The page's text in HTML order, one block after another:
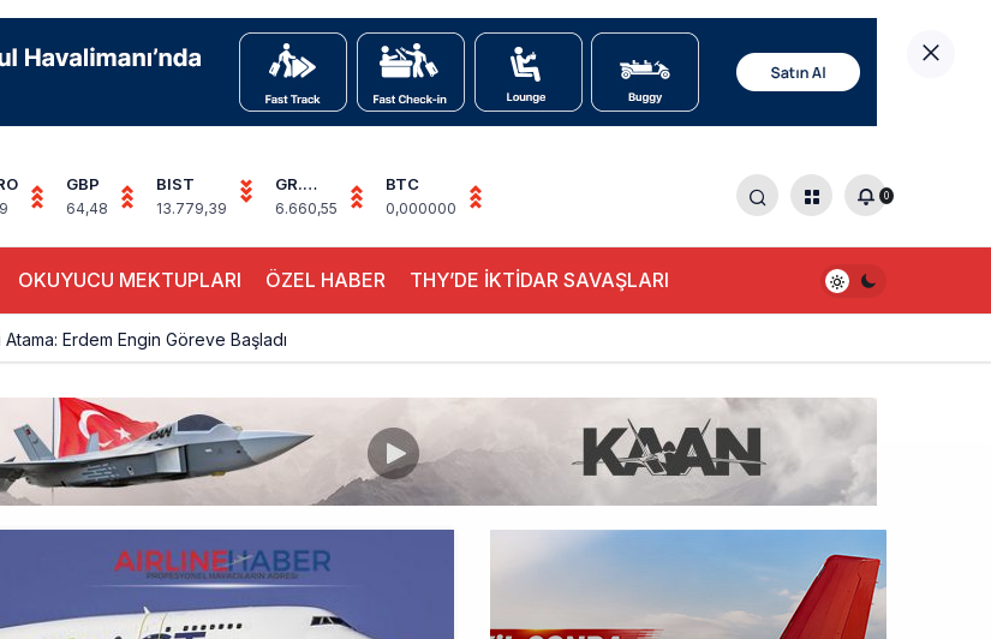
GBP
64,48
BIST
13.779,39
GR.
ALTIN
6.660,55
BTC
0,000000
0
OKUYUCU MEKTUPLARI ÖZEL HABER THY’DE İKTİDAR SAVAŞLARI
Erdem Engin Göreve Başladı
En Yoğunu Oldu, Dünyada 7’nciliğe Yükseldi
Bulgaristan Üzerinden Geri Döndü
Testi: AKINCI Hedefi Tam İsabetle Vurdu
Yeni Dönem: TEI TEKNOLOJİ Kuruldu
Rekorunu 72 Bin 340’a Çıkardı